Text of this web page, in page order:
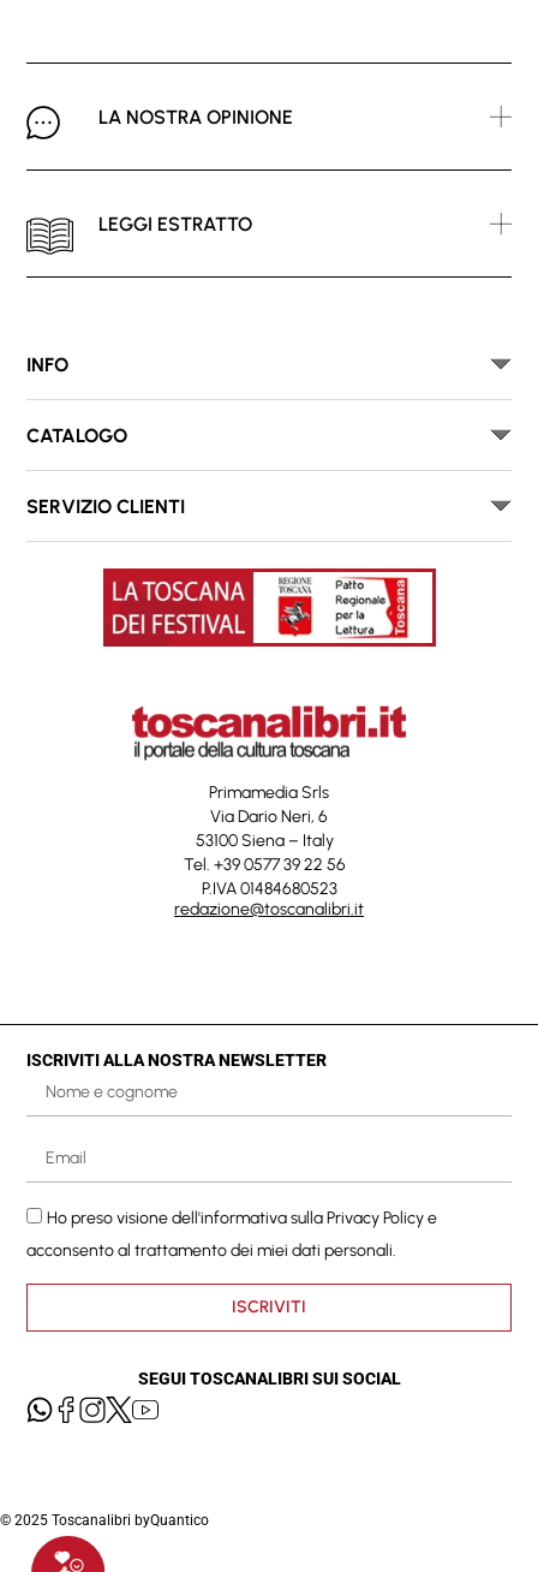
LA NOSTRA OPINIONE
LEGGI ESTRATTO
INFO
CATALOGO
SERVIZIO CLIENTI
Primamedia Srls
Via Dario Neri, 6
53100 Siena – Italy
Tel. +39 0577 39 22 56
P.IVA 01484680523
redazione@toscanalibri.it
ISCRIVITI ALLA NOSTRA NEWSLETTER
Ho preso visione dell'informativa sullaPrivacy Policye
acconsento al trattamento dei miei dati personali.
ISCRIVITI
SEGUI TOSCANALIBRI SUI SOCIAL
© 2025 Toscanalibri byQuantico